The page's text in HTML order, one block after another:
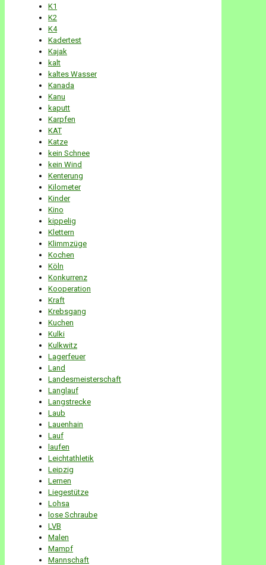
K1
K2
K4
Kadertest
Kajak
kalt
kaltes Wasser
Kanada
Kanu
kaputt
Karpfen
KAT
Katze
kein Schnee
kein Wind
Kenterung
Kilometer
Kinder
Kino
kippelig
Klettern
Klimmzüge
Kochen
Köln
Konkurrenz
Kooperation
Kraft
Krebsgang
Kuchen
Kulki
Kulkwitz
Lagerfeuer
Land
Landesmeisterschaft
Langlauf
Langstrecke
Laub
Lauenhain
Lauf
laufen
Leichtathletik
Leipzig
Lernen
Liegestütze
Lohsa
lose Schraube
LVB
Malen
Mampf
Mannschaft